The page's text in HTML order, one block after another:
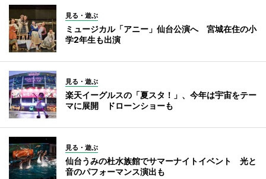
見る・遊ぶ
ミュージカル「アニー」仙台公演へ 宮城在住の小
学2年生も出演
見る・遊ぶ
楽天イーグルスの「夏スタ！」、今年は宇宙をテー
マに展開 ドローンショーも
見る・遊ぶ
仙台うみの杜水族館でサマーナイトイベント 光と
音のパフォーマンス演出も